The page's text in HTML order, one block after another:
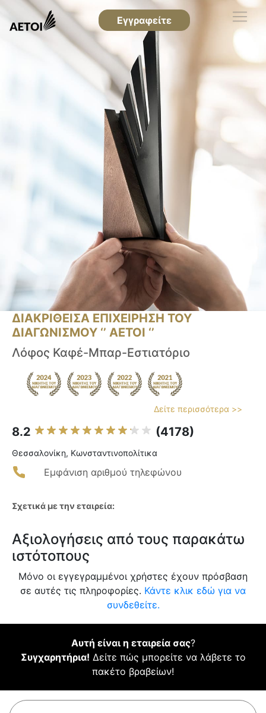
Εγγραφείτε
ΔΙΑΚΡΙΘΕΙΣΑ ΕΠΙΧΕΙΡΗΣΗ ΤΟΥ
ΔΙΑΓΩΝΙΣΜΟΥ ‘’ ΑΕΤΟΙ ‘’
Λόφος Καφέ-Μπαρ-Εστιατόριο
Δείτε περισσότερα >>
8.2 (4178)
Θεσσαλονίκη, Κωνσταντινοπολίτικα
Εμφάνιση αριθμού τηλεφώνου
Σχετικά με την εταιρεία:
Αξιολογήσεις από τους παρακάτω
ιστότοπους
Μόνο οι εγγεγραμμένοι χρήστες έχουν πρόσβαση
σε αυτές τις πληροφορίες. Κάντε κλικ εδώ για να
συνδεθείτε.
Αυτή είναι η εταιρεία σας?
Συγχαρητήρια! Δείτε πώς μπορείτε να λάβετε το
πακέτο βραβείων!